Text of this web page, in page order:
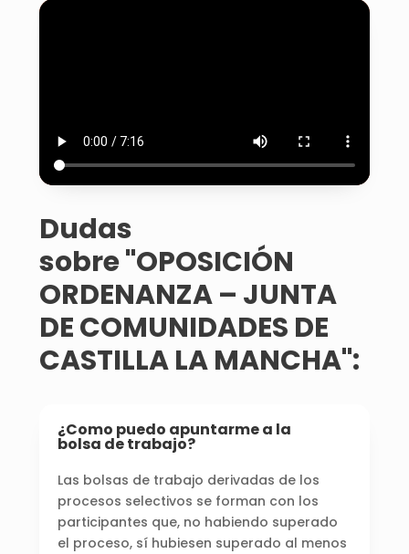
Dudas
sobre "OPOSICIÓN
ORDENANZA – JUNTA
DE COMUNIDADES DE
CASTILLA LA MANCHA":
¿Como puedo apuntarme a la
bolsa de trabajo?
Las bolsas de trabajo derivadas de los
procesos selectivos se forman con los
participantes que, no habiendo superado
el proceso, sí hubiesen superado al menos